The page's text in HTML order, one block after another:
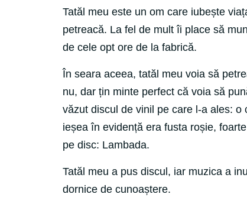
Tatăl meu este un om care iubește
petreacă. La fel de mult îi place să
de cele opt ore de la fabrică.
În seara aceea, tatăl meu voia să
nu, dar țin minte perfect că voia să
văzut discul de vinil pe care l-a ales:
ieșea în evidență era fusta roșie,
pe disc: Lambada.
Tatăl meu a pus discul, iar muzica a
dornice de cunoaștere.